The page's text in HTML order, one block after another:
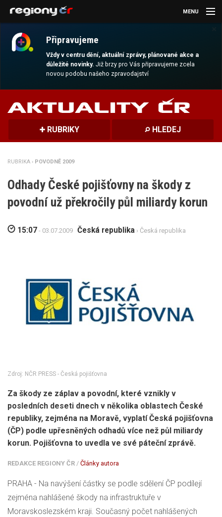
Připravujeme
Vždy v centru dění, aktuální zprávy, plánované akce a
důležité novinky.Již brzy pro Vás připravujeme zcela
novou podobu našeho zpravodajství
MENU
AKTUALITY
MAGAZÍN
DALŠÍ
REGION
RUBRIKY HLEDEJ
RUBRIKA › POVODNĚ 2009
Odhady České pojišťovny na škody z
povodní už překročily půl miliardy korun
15:07 - 03.07.2009 Česká republika › Česká republika
Zdroj: NČR PRESS - Česká pojišťovna
Za škody ze záplav a povodní, které vznikly v
posledních deseti dnech v několika oblastech České
republiky, zejména na Moravě, vyplatí Česká pojišťovna
(ČP) podle upřesněných odhadů více než půl miliardy
korun. Pojišťovna to uvedla ve své páteční zprávě.
REDAKCE REGIONY ČR / Články autora
PRAHA - Na navýšení částky se podle sdělení ČP podílejí
zejména nahlášené škody na infrastruktuře v
Moravskoslezském kraji. Současný počet nahlášených